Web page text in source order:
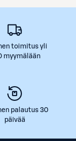
toimitus yli
myymälään
palautus 30
päivää